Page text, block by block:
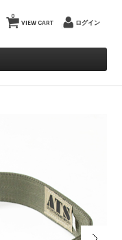
VIEW CART
0
ログイン